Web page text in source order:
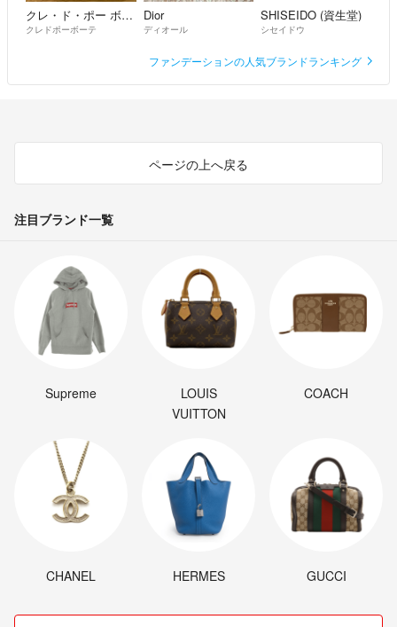
クレ・ド・ポー ボーテ
クレドポーボーテ
Dior
ディオール
SHISEIDO (資生堂)
シセイドウ
ファンデーションの人気ブランドランキング
ページの上へ戻る
注目ブランド一覧
Supreme
LOUIS
VUITTON
COACH
CHANEL HERMES GUCCI